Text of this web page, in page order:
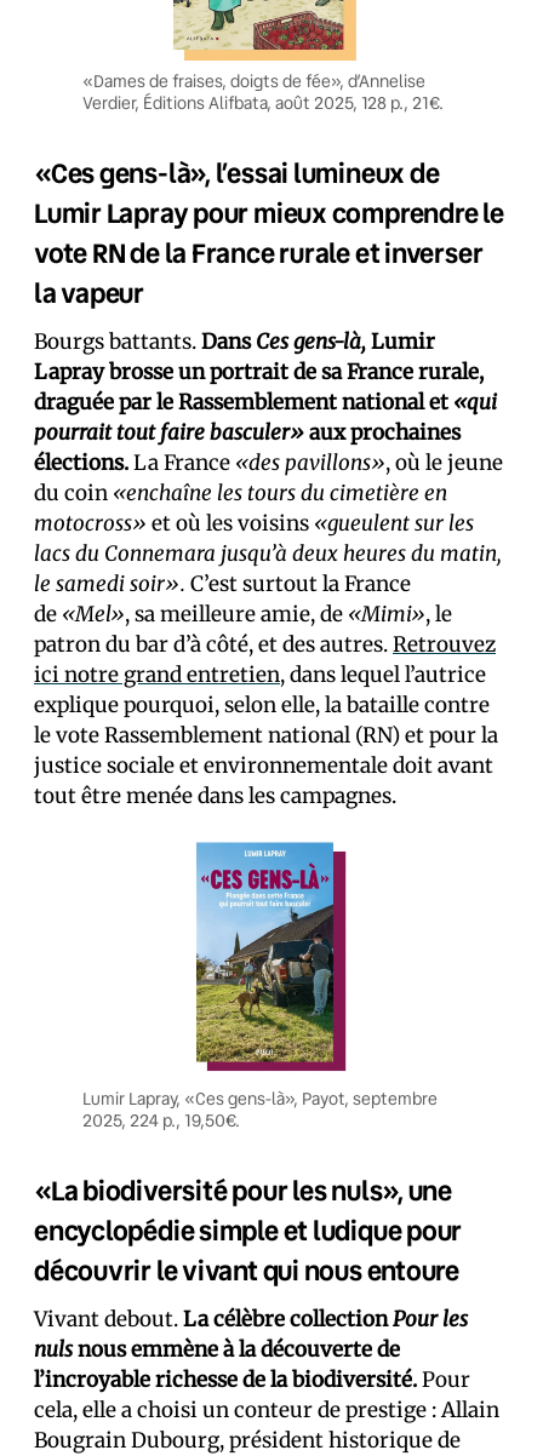
«Dames de fraises, doigts de fée», d’Annelise
Verdier, Éditions Alifbata, août 2025, 128 p., 21€.
«Ces gens-là», l’essai lumineux de
Lumir Lapray pour mieux comprendre le
vote RN de la France rurale et inverser
la vapeur
Bourgs battants.DansCes gens-là,Lumir
Lapray brosse un portrait de sa France rurale,
draguée par le Rassemblement national et «qui
pourrait tout faire basculer»aux prochaines
élections.La France «des pavillons», où le jeune
du coin «enchaîne les tours du cimetière en
motocross» et où les voisins «gueulent sur les
lacs du Connemara jusqu’à deux heures du matin,
le samedi soir». C’est surtout la France
de «Mel», sa meilleure amie, de «Mimi», le
patron du bar d’à côté, et des autres.Retrouvez
ici notre grand entretien, dans lequel l’autrice
explique pourquoi, selon elle, la bataille contre
le vote Rassemblement national (RN) et pour la
justice sociale et environnementale doit avant
tout être menée dans les campagnes.
Lumir Lapray, «Ces gens-là», Payot, septembre
2025, 224 p., 19,50€.
«La biodiversité pour les nuls», une
encyclopédie simple et ludique pour
découvrir le vivant qui nous entoure
Vivant debout.La célèbre collectionPour les
nulsnous emmène à la découverte de
l’incroyable richesse de la biodiversité.Pour
cela, elle a choisi un conteur de prestige : Allain
Bougrain Dubourg, président historique de